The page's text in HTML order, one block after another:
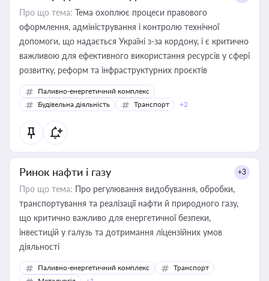
Про що тема: Тема охоплює процеси правового
оформлення, адміністрування і контролю технічної
допомоги, що надається Україні з-за кордону, і є критично
важливою для ефективного використання ресурсів у сфері
розвитку, реформ та інфраструктурних проєктів
Паливно-енергетичний комплекс
Будівельна діяльність
Транспорт +2
Ринок нафти і газу +3
Про що тема: Про регулювання видобування, обробки,
транспортування та реалізації нафти й природного газу,
що критично важливо для енергетичної безпеки,
інвестицій у галузь та дотримання ліцензійних умов
діяльності
Паливно-енергетичний комплекс
Транспорт